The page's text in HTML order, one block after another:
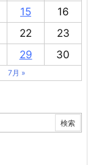
15
16
22
23
29 30
7月 »